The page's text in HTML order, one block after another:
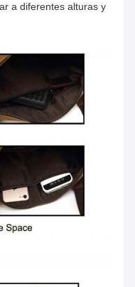
a diferentes alturas y